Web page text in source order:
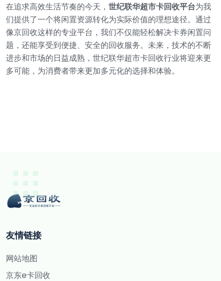
在追求高效生活节奏的今天， 世纪联华超市卡回收平台为我
们提供了一个将闲置资源转化为实际价值的理想途径。通过
像京回收这样的专业平台，我们不仅能轻松解决卡券闲置问
题，还能享受到便捷、安全的回收服务。未来，技术的不断
进步和市场的日益成熟，世纪联华超市卡回收行业将迎来更
多可能，为消费者带来更加多元化的选择和体验。
友情链接
网站地图
京东e卡回收